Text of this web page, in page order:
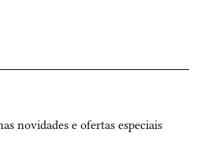
novidades e ofertas especiais